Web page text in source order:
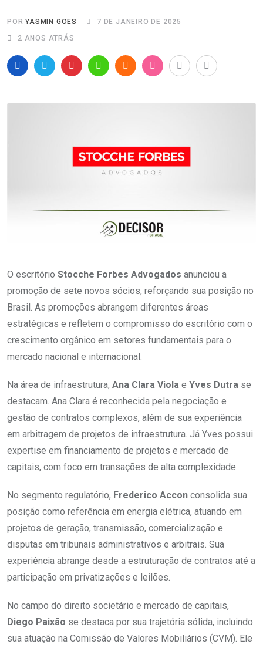
PORYASMIN GOES
7 DE JANEIRO DE 2025
2 ANOS ATRÁS
O escritório Stocche Forbes Advogados anunciou a
promoção de sete novos sócios, reforçando sua posição no
Brasil. As promoções abrangem diferentes áreas
estratégicas e refletem o compromisso do escritório com o
crescimento orgânico em setores fundamentais para o
mercado nacional e internacional.
Na área de infraestrutura, Ana Clara Viola e Yves Dutra se
destacam. Ana Clara é reconhecida pela negociação e
gestão de contratos complexos, além de sua experiência
em arbitragem de projetos de infraestrutura. Já Yves possui
expertise em financiamento de projetos e mercado de
capitais, com foco em transações de alta complexidade.
No segmento regulatório, Frederico Accon consolida sua
posição como referência em energia elétrica, atuando em
projetos de geração, transmissão, comercialização e
disputas em tribunais administrativos e arbitrais. Sua
experiência abrange desde a estruturação de contratos até a
participação em privatizações e leilões.
No campo do direito societário e mercado de capitais,
Diego Paixão se destaca por sua trajetória sólida, incluindo
sua atuação na Comissão de Valores Mobiliários (CVM). Ele